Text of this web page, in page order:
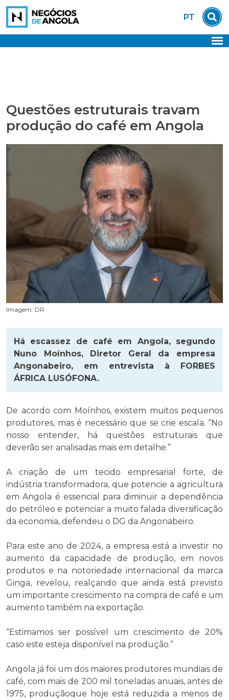
Skip
content
PT
Questões estruturais travam
produção do café em Angola
Imagem: DR
Há escassez de café em Angola, segundo
Nuno Moínhos, Diretor Geral da empresa
Angonabeiro, em entrevista à FORBES
ÁFRICA LUSÓFONA.
De acordo com Moínhos, existem muitos pequenos
produtores, mas é necessário que se crie escala. “No
nosso entender, há questões estruturais que
deverão ser analisadas mais em detalhe.”
A criação de um tecido empresarial forte, de
indústria transformadora, que potencie a agricultura
em Angola é essencial para diminuir a dependência
do petróleo e potenciar a muito falada diversificação
da economia, defendeu o DG da Angonabeiro.
Para este ano de 2024, a empresa está a investir no
aumento da capacidade de produção, em novos
produtos e na notoriedade internacional da marca
Ginga, revelou, realçando que ainda está previsto
um importante crescimento na compra de café e um
aumento também na exportação.
“Estimamos ser possível um crescimento de 20%
caso este esteja disponível na produção.”
Angola já foi um dos maiores produtores mundiais de
café, com mais de 200 mil toneladas anuais, antes de
1975, produçãoque hoje está reduzida a menos de